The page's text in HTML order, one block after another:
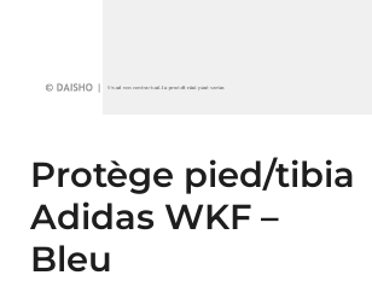
Protège pied/tibia
Adidas WKF –
Bleu